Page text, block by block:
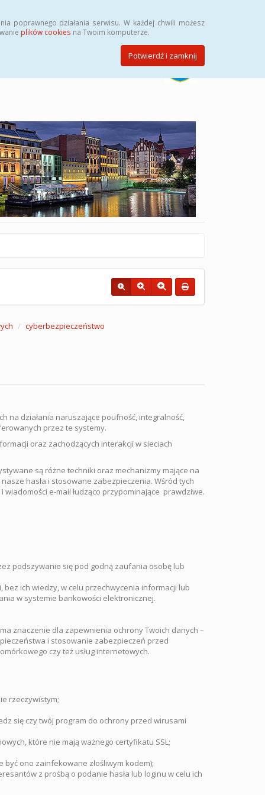
poprawnego działania serwisu. W każdej chwili możesz
plików cookies na Twoim komputerze.
Potwierdź i zamknij
cyberbezpieczeństwo
na działania naruszające poufność, integralność,
przez te systemy.
oraz zachodzących interakcji w sieciach
są różne techniki oraz mechanizmy mające na
hasła i stosowane zabezpieczenia. Wśród tych
e-mail łudząco przypominające prawdziwe.
podszywanie się pod godną zaufania osobę lub
ich wiedzy, w celu przechwycenia informacji lub
w systemie bankowości elektronicznej.
znaczenie dla zapewnienia ochrony Twoich danych –
i stosowanie zabezpieczeń przed
czy też usług internetowych.
rzeczywistym;
się czy twój program do ochrony przed wirusami
które nie mają ważnego certyfikatu SSL;
ono zainfekowane złośliwym kodem);
z prośbą o podanie hasła lub loginu w celu ich